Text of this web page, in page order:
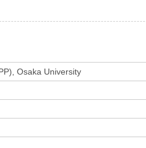
Osaka University